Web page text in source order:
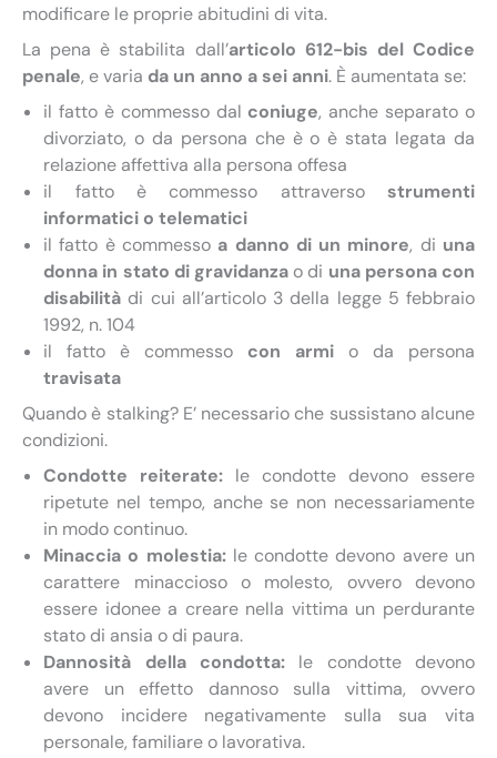
modificare le proprie abitudini di vita.
La pena è stabilita dall’articolo 612-bis del Codice
penale, e varia da un anno a sei anni. È aumentata se:
il fatto è commesso dal coniuge, anche separato o
divorziato, o da persona che è o è stata legata da
relazione affettiva alla persona offesa
il fatto è commesso attraverso strumenti
informatici o telematici
il fatto è commesso a danno di un minore, di una
donna in stato di gravidanza o di una persona con
disabilità di cui all’articolo 3 della legge 5 febbraio
1992, n. 104
il fatto è commesso con armi o da persona
travisata
Quando è stalking? E’ necessario che sussistano alcune
condizioni.
Condotte reiterate: le condotte devono essere
ripetute nel tempo, anche se non necessariamente
in modo continuo.
Minaccia o molestia:le condotte devono avere un
carattere minaccioso o molesto, ovvero devono
essere idonee a creare nella vittima un perdurante
stato di ansia o di paura.
Dannosità della condotta:le condotte devono
avere un effetto dannoso sulla vittima, ovvero
devono incidere negativamente sulla sua vita
personale, familiare o lavorativa.